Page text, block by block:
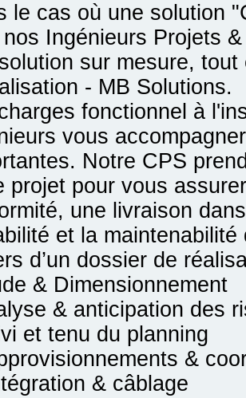
le cas où une solution
Ingénieurs Projets
sur mesure,
- MB
fonctionnel à
vous
Notre CPS
projet pour vous
une livraison
et la
d’un dossier de
& Dimensionnement
& anticipation des
et tenu du planning
&
& câblage